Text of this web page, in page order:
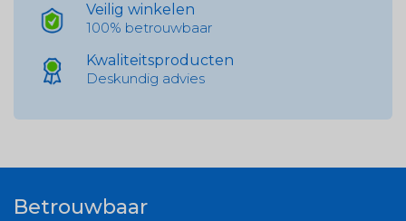
Veilig winkelen
100% betrouwbaar
Kwaliteitsproducten
Deskundig advies
Betrouwbaar